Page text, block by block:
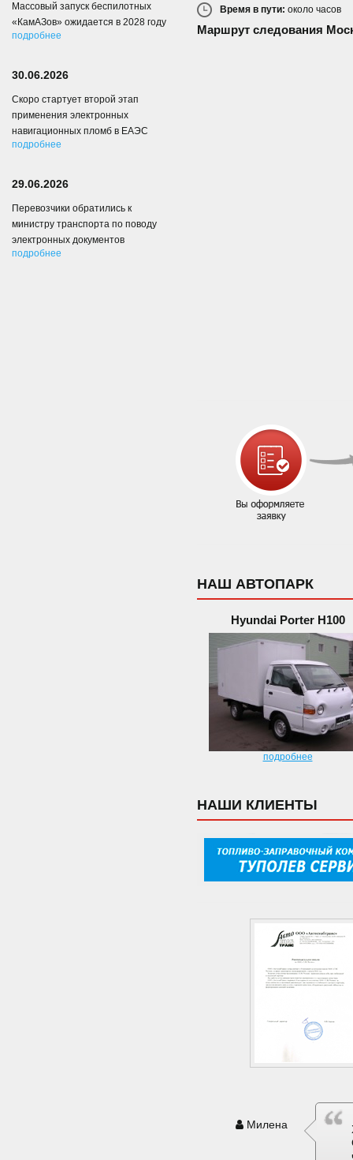
Время в пути: около часов
Маршрут следования
НАШ АВТОПАРК
Hyundai Porter H100
подробнее
НАШИ КЛИЕНТЫ
Милена
Массовый запуск беспилотных
«КамАЗов» ожидается в 2028 году
подробнее
30.06.2026
Скоро стартует второй этап
применения электронных
навигационных пломб в ЕАЭС
подробнее
29.06.2026
Перевозчики обратились к
министру транспорта по поводу
электронных документов
подробнее